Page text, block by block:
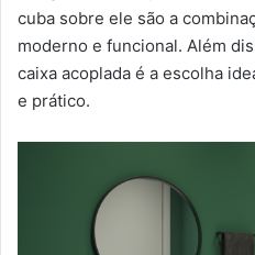
cuba sobre ele são a
moderno e funcional. Além
caixa acoplada é a escolha
e prático.